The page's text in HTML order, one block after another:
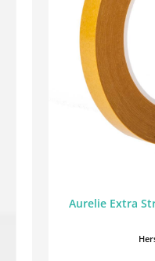
Aurelie Extra